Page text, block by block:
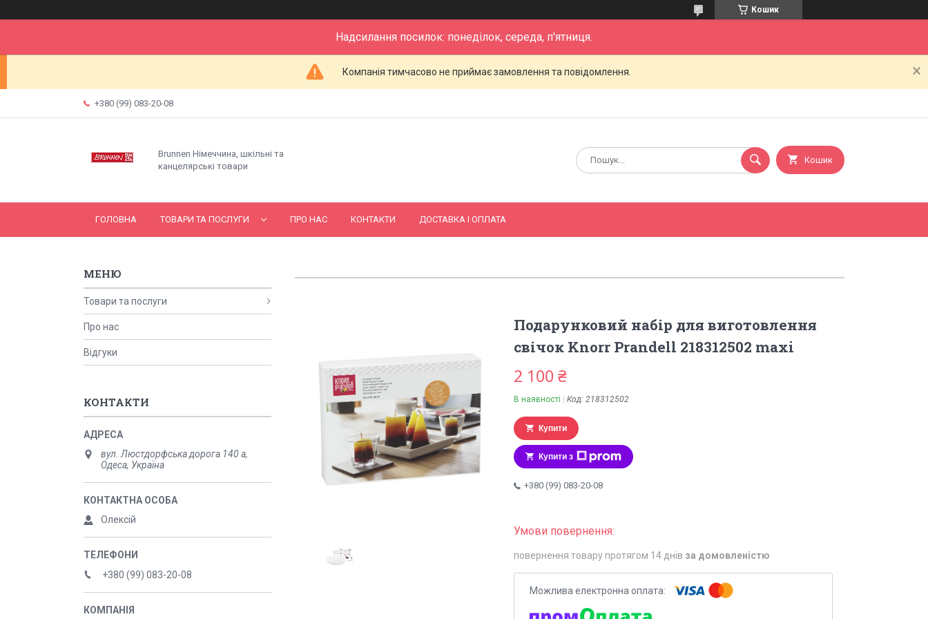
Кошик
Надсилання посилок: понеділок, середа, п'ятниця.
Компанія тимчасово не приймає замовлення та повідомлення.
+380 (99) 083-20-08
Brunnen Німеччина, шкільні та
канцелярські товари
Кошик
ГОЛОВНА ТОВАРИ ТА ПОСЛУГИ ПРО НАС КОНТАКТИ ДОСТАВКА І ОПЛАТА
Подарунковий набір для виготовлення
свічок Knorr Prandell 218312502 maxi
2 100 ₴
В наявності Код: 218312502
Купити
Купити з
+380 (99) 083-20-08
повернення товару протягом 14 днів за домовленістю
Товари та послуги
Про нас
Відгуки
КОНТАКТИ
вул. Люстдорфська дорога 140 а,
Одеса, Україна
Олексій
+380 (99) 083-20-08